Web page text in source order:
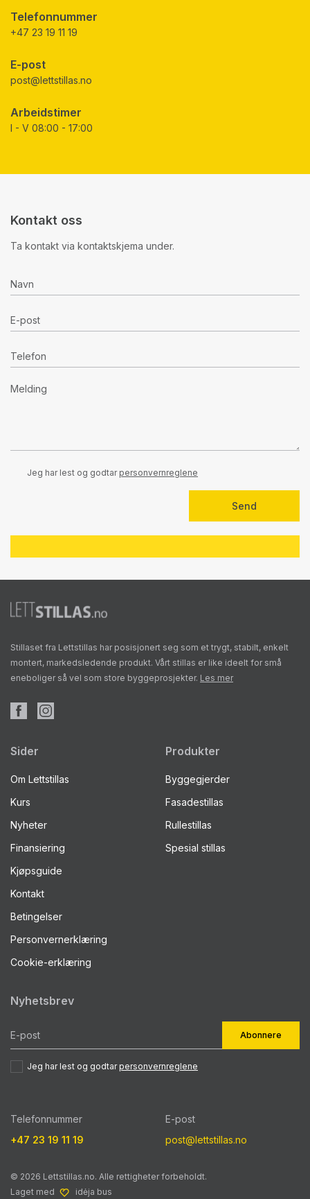
Telefonnummer
+47 23 19 11 19
E-post
post@lettstillas.no
Arbeidstimer
I - V 08:00 - 17:00
Kontakt oss
Ta kontakt via kontaktskjema under.
Jeg har lest og godtar personvernreglene
Stillaset fra Lettstillas har posisjonert seg som et trygt, stabilt, enkelt
montert, markedsledende produkt. Vårt stillas er like ideelt for små
eneboliger så vel som store byggeprosjekter. Les mer
Sider
Om Lettstillas
Kurs
Nyheter
Finansiering
Kjøpsguide
Kontakt
Betingelser
Personvernerklæring
Cookie-erklæring
Produkter
Byggegjerder
Fasadestillas
Rullestillas
Spesial stillas
Nyhetsbrev
Abonnere
Jeg har lest og godtarpersonvernreglene
Telefonnummer
+47 23 19 11 19
E-post
post@lettstillas.no
© 2026 Lettstillas.no. Alle rettigheter forbeholdt.
Laget med
idėja bus